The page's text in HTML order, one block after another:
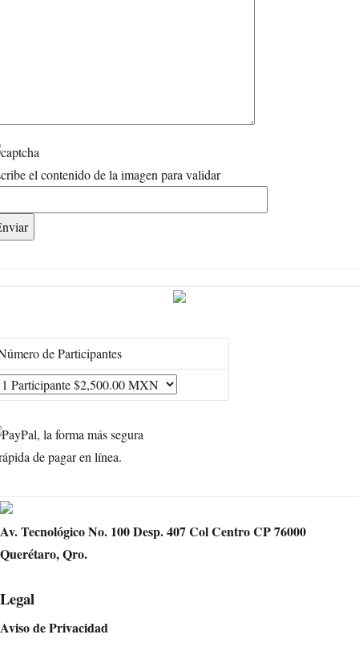
el contenido de la imagen para validar
de Participantes
Av. Tecnológico No. 100 Desp. 407 Col Centro CP 76000
Querétaro, Qro.
Legal
Aviso de Privacidad